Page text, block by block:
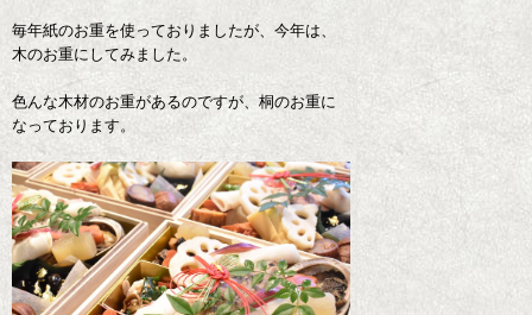
毎年紙のお重を使っておりましたが、今年は、
木のお重にしてみました。
色んな木材のお重があるのですが、桐のお重に
なっております。